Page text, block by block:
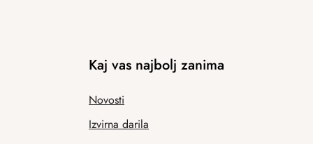
Kaj vas najbolj zanima
Novosti
Izvirna darila